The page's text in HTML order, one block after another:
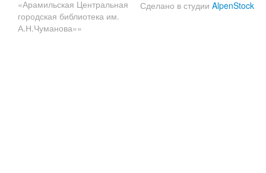
Сделано в студии AlpenStock
«Арамильская Центральная
городская библиотека им.
А.Н.Чуманова»»